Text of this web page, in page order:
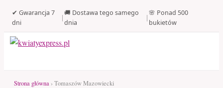
✔ Gwarancja 7
dni
|
🚚 Dostawa tego samego
dnia
|
🌸 Ponad 500
bukietów
Strona główna › Tomaszów Mazowiecki